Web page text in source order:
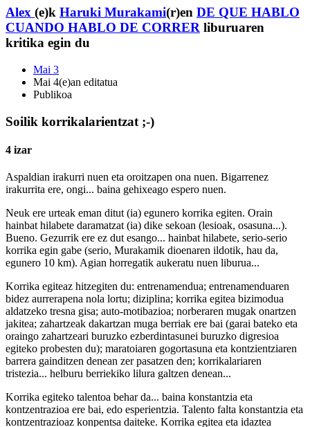
Alex (e)k Haruki Murakami(r)en DE QUE HABLO
CUANDO HABLO DE CORRER liburuaren
kritika egin du
Mai 3
Mai 4(e)an editatua
Publikoa
Soilik korrikalarientzat ;-)
4 izar
Aspaldian irakurri nuen eta oroitzapen ona nuen. Bigarrenez
irakurrita ere, ongi... baina gehixeago espero nuen.
Neuk ere urteak eman ditut (ia) egunero korrika egiten. Orain
hainbat hilabete daramatzat (ia) dike sekoan (lesioak, osasuna...).
Bueno. Gezurrik ere ez dut esango... hainbat hilabete, serio-serio
korrika egin gabe (serio, Murakamik dioenaren ildotik, hau da,
egunero 10 km). Agian horregatik aukeratu nuen liburua...
Korrika egiteaz hitzegiten du: entrenamendua; entrenamenduaren
bidez aurrerapena nola lortu; diziplina; korrika egitea bizimodua
aldatzeko tresna gisa; auto-motibazioa; norberaren mugak onartzen
jakitea; zahartzeak dakartzan muga berriak ere bai (garai bateko eta
oraingo zahartzeari buruzko ezberdintasunei buruzko digresioa
egiteko probesten du); maratoiaren gogortasuna eta kontzientziaren
barrera gainditzen denean zer pasatzen den; korrikalariaren
tristezia... helburu berriekiko lilura galtzen denean...
Korrika egiteko talentoa behar da... baina konstantzia eta
kontzentrazioa ere bai, edo esperientzia. Talento falta konstantzia eta
kontzentrazioaz konpentsa daiteke. Korrika egitea eta idaztea